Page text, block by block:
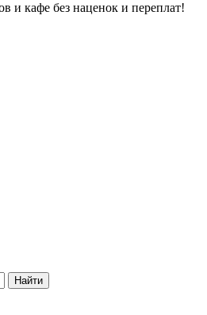
и кафе без наценок и переплат!